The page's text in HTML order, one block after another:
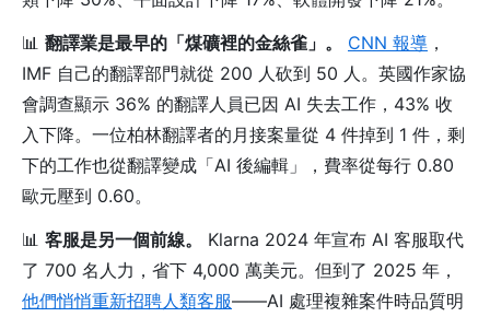
📊 翻譯業是最早的「煤礦裡的金絲雀」。 CNN 報導 ，
IMF 自己的翻譯部門就從 200 人砍到 50 人。英國作家協
會調查顯示 36% 的翻譯人員已因 AI 失去工作，43% 收
入下降。一位柏林翻譯者的月接案量從 4 件掉到 1 件，剩
下的工作也從翻譯變成「AI 後編輯」，費率從每行 0.80
歐元壓到 0.60。
📊 客服是另一個前線。
Klarna 2024 年宣布 AI 客服取代
了 700 名人力，省下 4,000 萬美元。但到了 2025 年，
他們悄悄重新招聘人類客服——AI 處理複雜案件時品質明